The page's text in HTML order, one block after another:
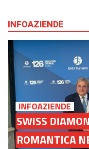
INFOAZIENDE
INFOAZIENDE
SWISS
ROMANTICA